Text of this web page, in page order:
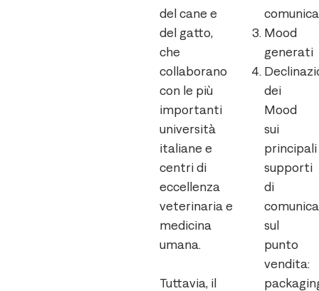
del cane e
del gatto,
che
collaborano
con le più
importanti
università
italiane e
centri di
eccellenza
veterinaria e
medicina
umana.
Tuttavia, il
Mood
generati
dei
Mood
sui
principali
supporti
di
sul
punto
vendita: